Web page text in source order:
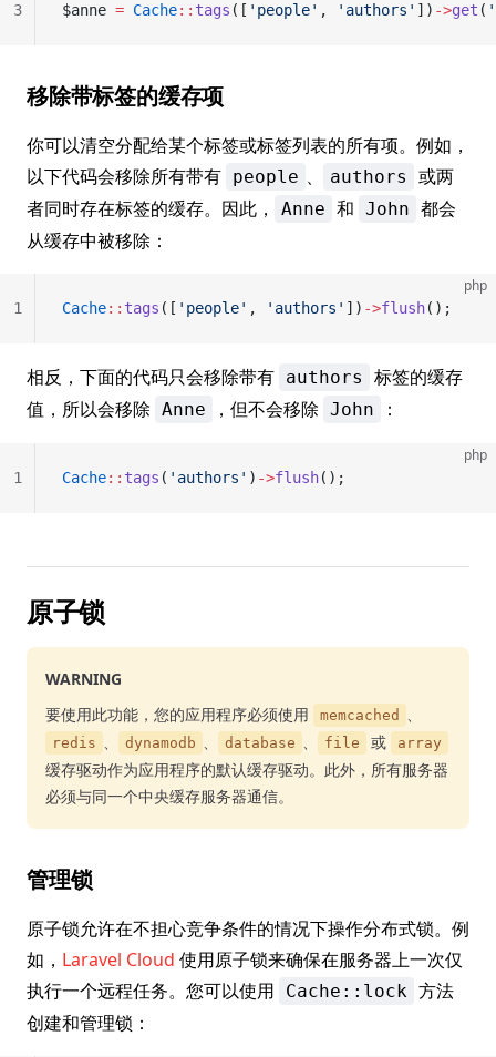
$anne = Cache:: tags ([ 'people' , 'authors' ]) ->get (
3
移除带标签的缓存项
你可以清空分配给某个标签或标签列表的所有项。例如，
以下代码会移除所有带有 people 、 authors
或两
者同时存在标签的缓存。因此，
Anne 和 John 都会
从缓存中被移除：
php
Cache:: tags ([ 'people' , 'authors' ]) ->flush();
1
相反，下面的代码只会移除带有 authors
标签的缓存
值，所以会移除 Anne ，但不会移除 John ：
php
Cache:: tags ( 'authors' ) ->flush();
1
原子锁
WARNING
要使用此功能，您的应用程序必须使用
memcached 、
redis 、 dynamodb 、 database 、 file 或 array
缓存驱动作为应用程序的默认缓存驱动。此外，所有服务器
必须与同一个中央缓存服务器通信。
管理锁
原子锁允许在不担心竞争条件的情况下操作分布式锁。例
如， Laravel Cloud 使用原子锁来确保在服务器上一次仅
执行一个远程任务。您可以使用
Cache::lock 方法
创建和管理锁：